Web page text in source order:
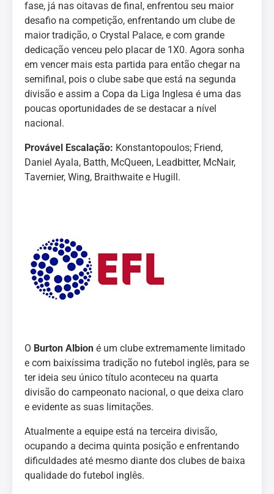
fase, já nas oitavas de final, enfrentou seu maior
desafio na competição, enfrentando um clube de
maior tradição, o Crystal Palace, e com grande
dedicação venceu pelo placar de 1X0. Agora sonha
em vencer mais esta partida para então chegar na
semifinal, pois o clube sabe que está na segunda
divisão e assim a Copa da Liga Inglesa é uma das
poucas oportunidades de se destacar a nível
nacional.
Provável Escalação: Konstantopoulos; Friend,
Daniel Ayala, Batth, McQueen, Leadbitter, McNair,
Tavernier, Wing, Braithwaite e Hugill.
O Burton Albion é um clube extremamente limitado
e com baixíssima tradição no futebol inglês, para se
ter ideia seu único título aconteceu na quarta
divisão do campeonato nacional, o que deixa claro
e evidente as suas limitações.
Atualmente a equipe está na terceira divisão,
ocupando a decima quinta posição e enfrentando
dificuldades até mesmo diante dos clubes de baixa
qualidade do futebol inglês.